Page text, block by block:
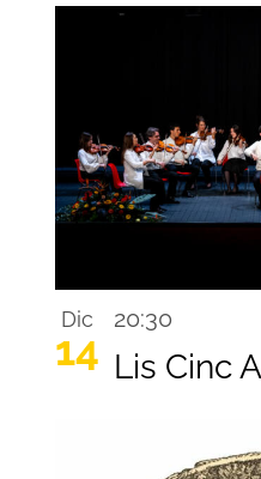
Dic
14
20:30
Lis Cinc